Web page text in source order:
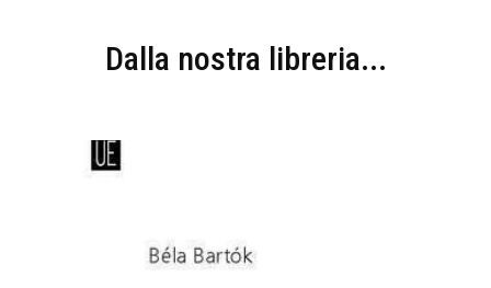
Dalla nostra libreria...